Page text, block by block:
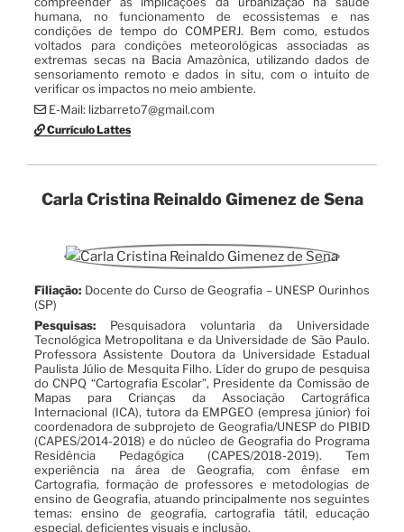
humana, no funcionamento de ecossistemas e nas
condições de tempo do COMPERJ. Bem como, estudos
voltados para condições meteorológicas associadas as
extremas secas na Bacia Amazônica, utilizando dados de
sensoriamento remoto e dados in situ, com o intuito de
verificar os impactos no meio ambiente.
E-Mail: lizbarreto7@gmail.com
Currículo Lattes
Carla Cristina Reinaldo Gimenez de Sena
Filiação: Docente do Curso de Geografia – UNESP Ourinhos
(SP)
Pesquisas: Pesquisadora voluntaria da Universidade
Tecnológica Metropolitana e da Universidade de São Paulo.
Professora Assistente Doutora da Universidade Estadual
Paulista Júlio de Mesquita Filho. Líder do grupo de pesquisa
do CNPQ “Cartografia Escolar”, Presidente da Comissão de
Mapas para Crianças da Associação Cartográfica
Internacional (ICA), tutora da EMPGEO (empresa júnior) foi
coordenadora de subprojeto de Geografia/UNESP do PIBID
(CAPES/2014-2018) e do núcleo de Geografia do Programa
Residência Pedagógica (CAPES/2018-2019). Tem
experiência na área de Geografia, com ênfase em
Cartografia, formação de professores e metodologias de
ensino de Geografia, atuando principalmente nos seguintes
temas: ensino de geografia, cartografia tátil, educação
especial, deficientes visuais e inclusão.